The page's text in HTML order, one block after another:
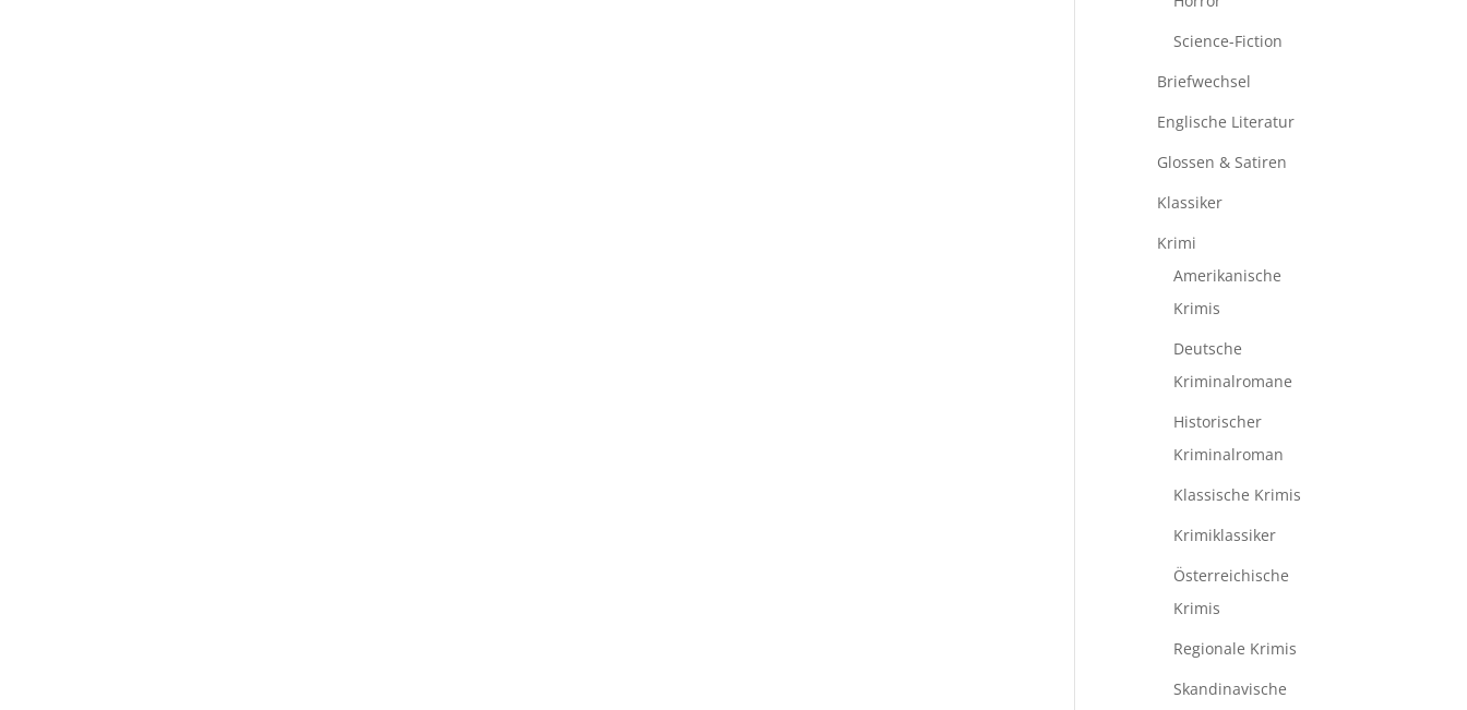
Science-Fiction
Briefwechsel
Englische Literatur
Glossen & Satiren
Klassiker
Krimi
Amerikanische
Krimis
Deutsche
Kriminalromane
Historischer
Kriminalroman
Klassische Krimis
Krimiklassiker
Österreichische
Krimis
Regionale Krimis
Skandinavische